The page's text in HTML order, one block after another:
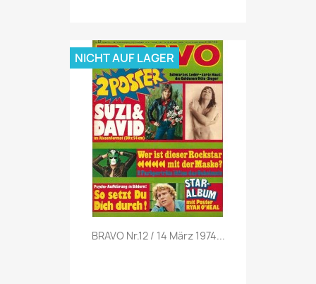
Vorschau
BRAVO Nr.12 / 14 März 1974...
NICHT AUF LAGER